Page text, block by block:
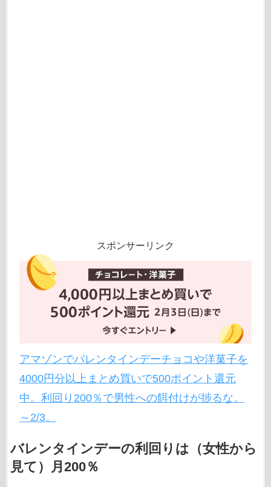
スポンサーリンク
アマゾンでバレンタインデーチョコや洋菓子を
4000円分以上まとめ買いで500ポイント還元
中。利回り200％で男性への餌付けが捗るな。
～2/3。
バレンタインデーの利回りは（女性から
見て）月200％